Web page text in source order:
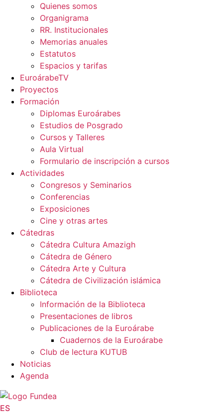
Quienes somos
Organigrama
RR. Institucionales
Memorias anuales
Estatutos
Espacios y tarifas
EuroárabeTV
Proyectos
Formación
Diplomas Euroárabes
Estudios de Posgrado
Cursos y Talleres
Aula Virtual
Formulario de inscripción a cursos
Actividades
Congresos y Seminarios
Conferencias
Exposiciones
Cine y otras artes
Cátedras
Cátedra Cultura Amazigh
Cátedra de Género
Cátedra Arte y Cultura
Cátedra de Civilización islámica
Biblioteca
Información de la Biblioteca
Presentaciones de libros
Publicaciones de la Euroárabe
Cuadernos de la Euroárabe
Club de lectura KUTUB
Noticias
Agenda
ES